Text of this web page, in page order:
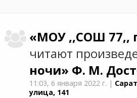
«МОУ ,,СОШ 77,,
читают
ночи» Ф. М.
11:03, 6 января 2022 г. |
улица, 141